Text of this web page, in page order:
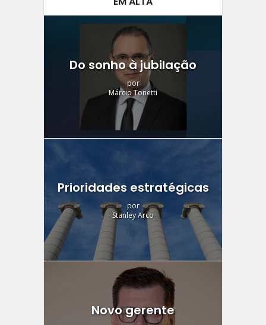
Do sonho à jubilação
por
Márcio Tonetti
Prioridades estratégicas
por
Stanley Arco
Novo gerente